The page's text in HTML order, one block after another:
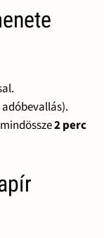
2 perc